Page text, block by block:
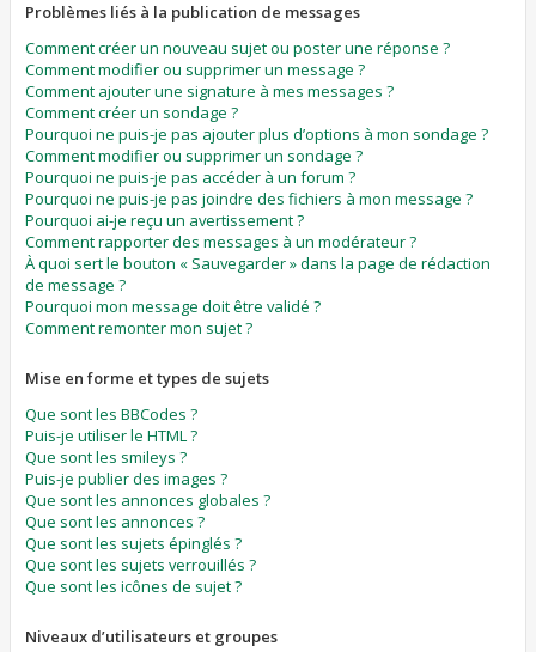
Problèmes liés à la publication de messages
Comment créer un nouveau sujet ou poster une réponse ?
Comment modifier ou supprimer un message ?
Comment ajouter une signature à mes messages ?
Comment créer un sondage ?
Pourquoi ne puis-je pas ajouter plus d’options à mon sondage ?
Comment modifier ou supprimer un sondage ?
Pourquoi ne puis-je pas accéder à un forum ?
Pourquoi ne puis-je pas joindre des fichiers à mon message ?
Pourquoi ai-je reçu un avertissement ?
Comment rapporter des messages à un modérateur ?
À quoi sert le bouton « Sauvegarder » dans la page de rédaction
de message ?
Pourquoi mon message doit être validé ?
Comment remonter mon sujet ?
Mise en forme et types de sujets
Que sont les BBCodes ?
Puis-je utiliser le HTML ?
Que sont les smileys ?
Puis-je publier des images ?
Que sont les annonces globales ?
Que sont les annonces ?
Que sont les sujets épinglés ?
Que sont les sujets verrouillés ?
Que sont les icônes de sujet ?
Niveaux d’utilisateurs et groupes